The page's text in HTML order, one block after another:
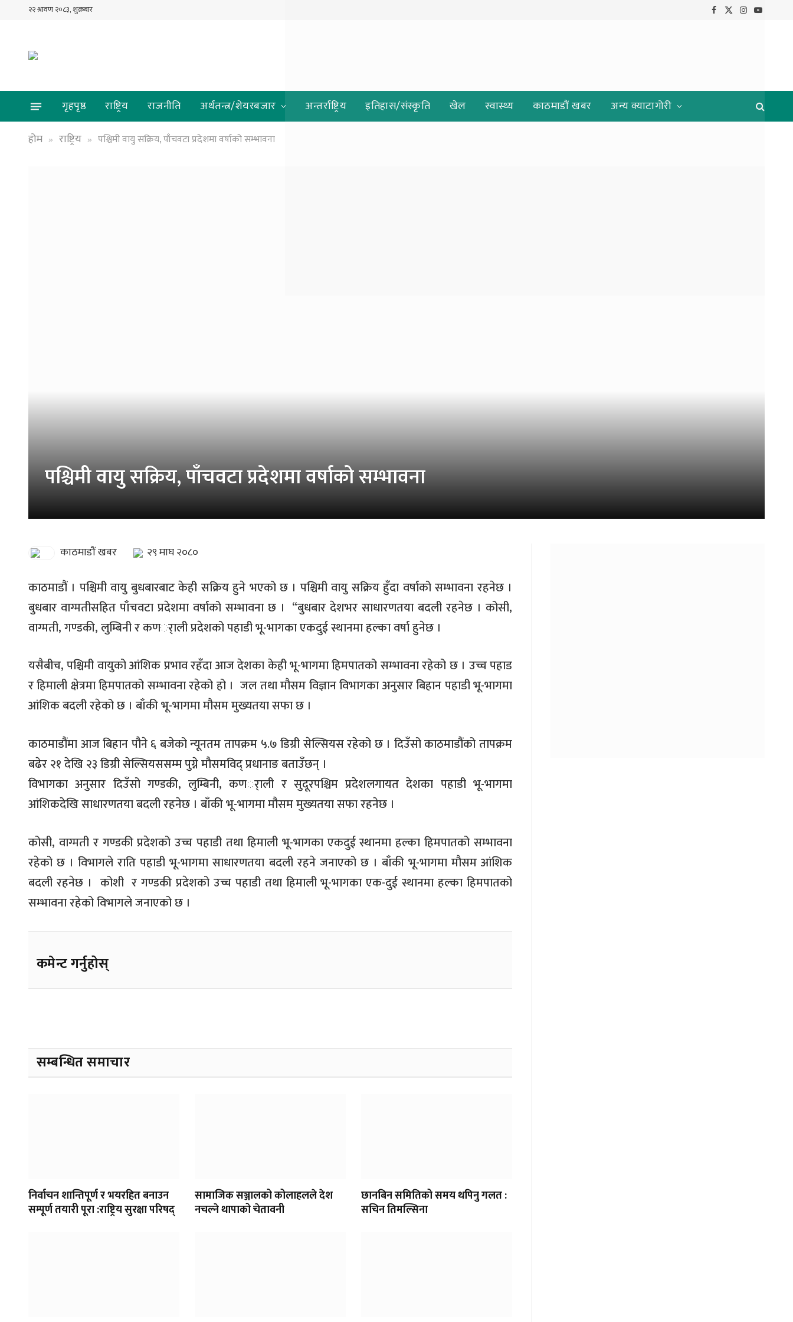
२२ श्रावण २०८३, शुक्रबार Facebook
X
Instagram
YouTube
गृहपृष्ठ राष्ट्रिय राजनीति अर्थतन्त्र/शेयरबजार अन्तर्राष्ट्रिय इतिहास/संस्कृति खेल स्वास्थ्य काठमाडौं खबर
अन्य क्याटागोरी
होम
» राष्ट्रिय » पश्चिमी वायु सक्रिय, पाँचवटा प्रदेशमा वर्षाको सम्भावना
पश्चिमी वायु सक्रिय, पाँचवटा प्रदेशमा वर्षाको सम्भावना
काठमाडौं खबर २९ माघ २०८०
काठमाडौं । पश्चिमी वायु बुधबारबाट केही सक्रिय हुने भएको छ । पश्चिमी वायु सक्रिय हुँदा वर्षाको सम्भावना रहनेछ ।
बुधबार वाग्मतीसहित पाँचवटा प्रदेशमा वर्षाको सम्भावना छ । “बुधबार देशभर साधारणतया बदली रहनेछ । कोसी,
वाग्मती, गण्डकी, लुम्बिनी र कणर्ाली प्रदेशको पहाडी भू-भागका एकदुई स्थानमा हल्का वर्षा हुनेछ ।
यसैबीच, पश्चिमी वायुको आंशिक प्रभाव रहँदा आज देशका केही भू-भागमा हिमपातको सम्भावना रहेको छ । उच्च पहाड
र हिमाली क्षेत्रमा हिमपातको सम्भावना रहेको हो । जल तथा मौसम विज्ञान विभागका अनुसार बिहान पहाडी भू-भागमा
आंशिक बदली रहेको छ । बाँकी भू-भागमा मौसम मुख्यतया सफा छ ।
काठमाडौंमा आज बिहान पौने ६ बजेको न्यूनतम तापक्रम ५.७ डिग्री सेल्सियस रहेको छ । दिउँसो काठमाडौंको तापक्रम
बढेर २१ देखि २३ डिग्री सेल्सियससम्म पुग्ने मौसमविद् प्रधानाङ बताउँछन् ।
विभागका अनुसार दिउँसो गण्डकी, लुम्बिनी, कणर्ाली र सुदूरपश्चिम प्रदेशलगायत देशका पहाडी भू-भागमा
आंशिकदेखि साधारणतया बदली रहनेछ । बाँकी भू-भागमा मौसम मुख्यतया सफा रहनेछ ।
कोसी, वाग्मती र गण्डकी प्रदेशको उच्च पहाडी तथा हिमाली भू-भागका एकदुई स्थानमा हल्का हिमपातको सम्भावना
रहेको छ । विभागले राति पहाडी भू-भागमा साधारणतया बदली रहने जनाएको छ । बाँकी भू-भागमा मौसम आंशिक
बदली रहनेछ । कोशी र गण्डकी प्रदेशको उच्च पहाडी तथा हिमाली भू-भागका एक-दुई स्थानमा हल्का हिमपातको
सम्भावना रहेको विभागले जनाएको छ ।
कमेन्ट गर्नुहोस्
सम्बन्धित समाचार
निर्वाचन शान्तिपूर्ण र भयरहित बनाउन
सम्पूर्ण तयारी पूरा :राष्ट्रिय सुरक्षा परिषद्
सामाजिक सञ्जालको कोलाहलले देश
नचल्ने थापाको चेतावनी
छानबिन समितिको समय थपिनु गलत :
सचिन तिमल्सिना